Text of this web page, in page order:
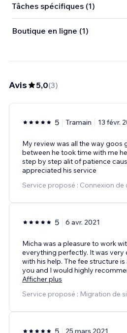
Tâches spécifiques (1)
Boutique en ligne (1)
Avis 5,0(3)
5 Tramain 13 févr.
My review was all the way goos
between he took time with me
step by step alit of patience
appreciated his service
Service proposé : Connexion de
5 6 avr. 2021
Micha was a pleasure to work
everything perfectly. It was very
with his help. The fee structure
you and I would highly
Afficher plus
Service proposé : Migration de
5 25 mars 2021